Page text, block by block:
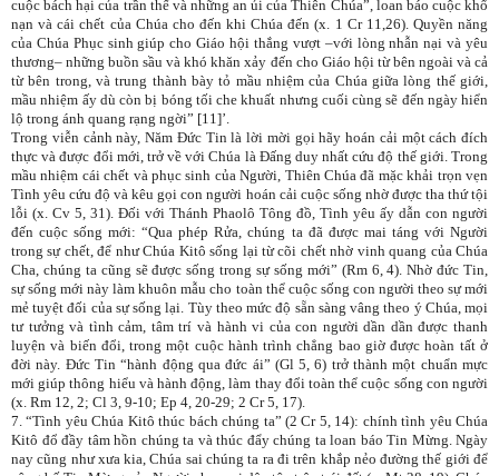
cuộc bách hại của trần thế và những an ủi của Thiên Chúa”, loan báo cuộc khổ
nạn và cái chết của Chúa cho đến khi Chúa đến (x. 1 Cr 11,26). Quyền năng
của Chúa Phục sinh giúp cho Giáo hội thắng vượt –với lòng nhẫn nại và yêu
thương– những buồn sầu và khó khăn xảy đến cho Giáo hội từ bên ngoài và cả
từ bên trong, và trung thành bày tỏ mầu nhiệm của Chúa giữa lòng thế giới,
mầu nhiệm ấy dù còn bị bóng tối che khuất nhưng cuối cùng sẽ đến ngày hiển
lộ trong ánh quang rạng ngời” [11]’.
Trong viễn cảnh này, Năm Đức Tin là lời mời gọi hãy hoán cải một cách đích
thực và được đổi mới, trở về với Chúa là Đấng duy nhất cứu độ thế giới. Trong
mầu nhiệm cái chết và phục sinh của Người, Thiên Chúa đã mặc khải trọn vẹn
Tình yêu cứu độ và kêu gọi con người hoán cải cuộc sống nhờ được tha thứ tội
lỗi (x. Cv 5, 31). Đối với Thánh Phaolô Tông đồ, Tình yêu ấy dẫn con người
đến cuộc sống mới: “Qua phép Rửa, chúng ta đã được mai táng với Người
trong sự chết, để như Chúa Kitô sống lại từ cõi chết nhờ vinh quang của Chúa
Cha, chúng ta cũng sẽ được sống trong sự sống mới” (Rm 6, 4). Nhờ đức Tin,
sự sống mới này làm khuôn mẫu cho toàn thể cuộc sống con người theo sự mới
mẻ tuyệt đối của sự sống lại. Tùy theo mức độ sẵn sàng vâng theo ý Chúa, mọi
tư tưởng và tình cảm, tâm trí và hành vi của con người dần dần được thanh
luyện và biến đổi, trong một cuộc hành trình chẳng bao giờ được hoàn tất ở
đời này. Đức Tin “hành động qua đức ái” (Gl 5, 6) trở thành một chuẩn mực
mới giúp thông hiểu và hành động, làm thay đổi toàn thể cuộc sống con người
(x. Rm 12, 2; Cl 3, 9-10; Ep 4, 20-29; 2 Cr 5, 17).
7. “Tình yêu Chúa Kitô thúc bách chúng ta” (2 Cr 5, 14): chính tình yêu Chúa
Kitô đổ đầy tâm hồn chúng ta và thúc đẩy chúng ta loan báo Tin Mừng. Ngày
nay cũng như xưa kia, Chúa sai chúng ta ra đi trên khắp nẻo đường thế giới để